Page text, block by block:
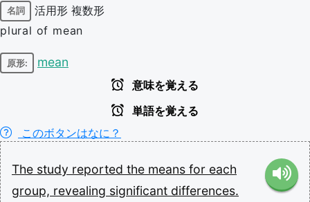
名詞 活用形 複数形
plural of mean
原形: mean
意味を覚える
単語を覚える
このボタンはなに？
The study reported the means for each
group, revealing significant differences.